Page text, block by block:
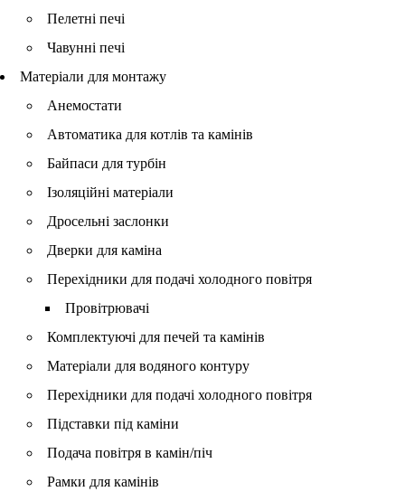
Пелетні печі
Чавунні печі
Матеріали для монтажу
Анемостати
Автоматика для котлів та камінів
Байпаси для турбін
Ізоляційні матеріали
Дросельні заслонки
Дверки для каміна
Перехідники для подачі холодного повітря
Провітрювачі
Комплектуючі для печей та камінів
Матеріали для водяного контуру
Перехідники для подачі холодного повітря
Підставки під каміни
Подача повітря в камін/піч
Рамки для камінів